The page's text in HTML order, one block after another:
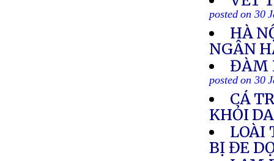
posted on 30
HÀ
NGÂN
ĐÀM
posted on 30
CÁ
KHỎI
LOÀI
BỊ ĐE